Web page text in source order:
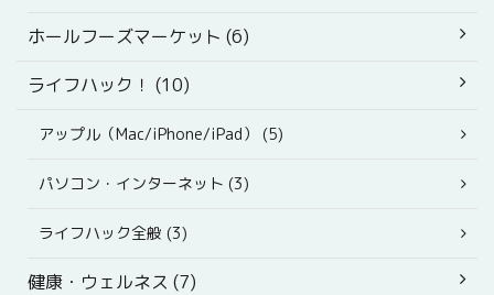
ホールフーズマーケット (6)
ライフハック！ (10)
アップル（Mac/iPhone/iPad） (5)
パソコン・インターネット (3)
ライフハック全般 (3)
健康・ウェルネス (7)